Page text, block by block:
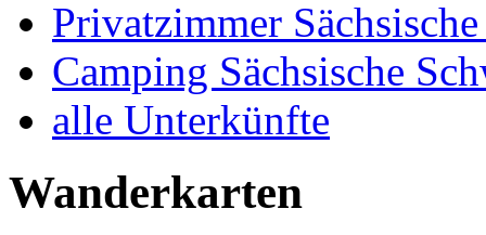
Privatzimmer
Camping Sächsische
alle Unterkünfte
Wanderkarten